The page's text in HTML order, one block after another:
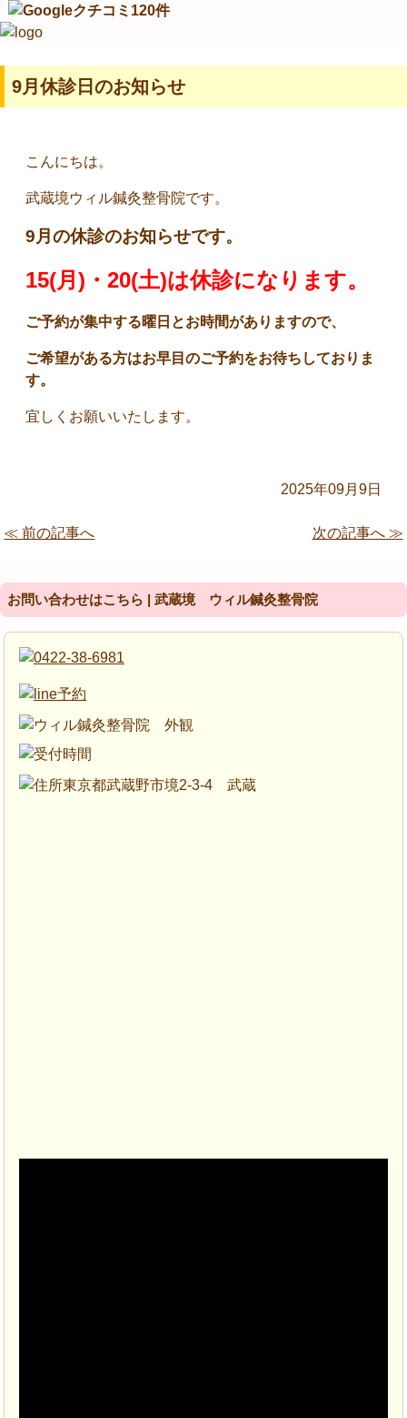
9月休診日のお知らせ
こんにちは。
武蔵境ウィル鍼灸整骨院です。
9月の休診のお知らせです。
15(月)・20(土)は休診になります。
ご予約が集中する曜日とお時間がありますので、
ご希望がある方はお早目のご予約をお待ちしておりま
す。
宜しくお願いいたします。
2025年09月9日
≪ 前の記事へ 次の記事へ ≫
お問い合わせはこちら | 武蔵境 ウィル鍼灸整骨院